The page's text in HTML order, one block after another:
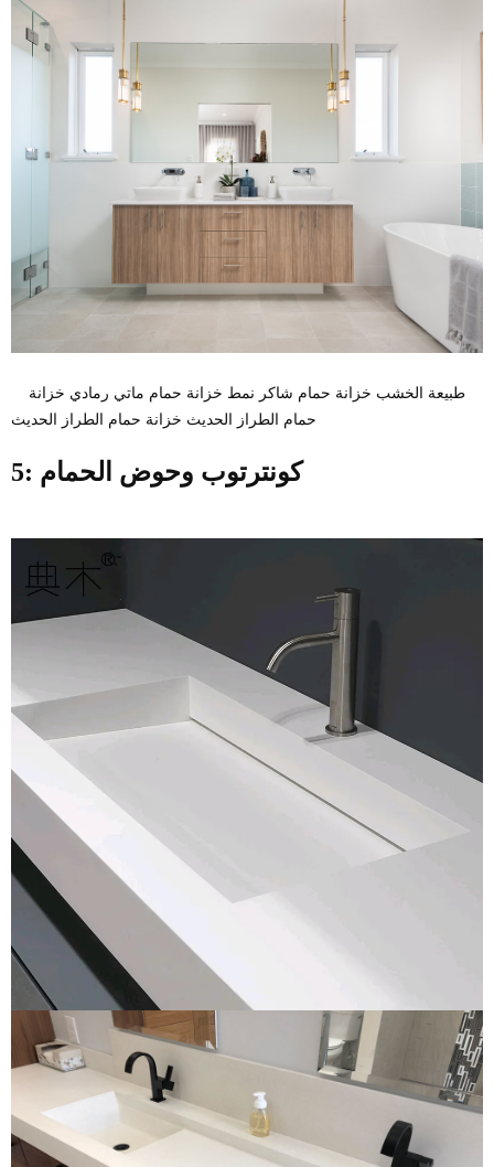
حمام الطراز الحديث خزانة حمام الطراز الحديث
5: كونترتوب وحوض الحمام